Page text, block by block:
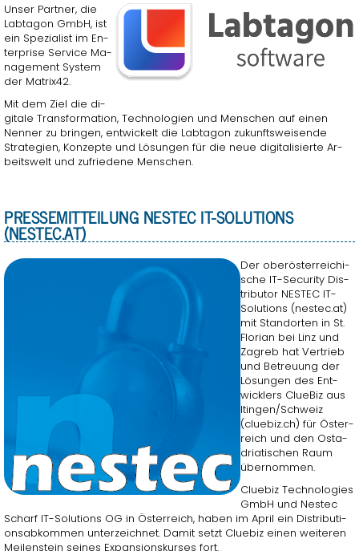
Unser Part­ner, die
Lab­ta­gon GmbH, ist
ein Spe­zia­list im En­
ter­pri­se Ser­vice Ma­
nage­ment Sys­tem
der Ma­trix42.
Mit dem Ziel die di­
gi­ta­le Trans­for­ma­ti­on, Tech­no­lo­gi­en und Men­schen auf einen
Nen­ner zu brin­gen, ent­wi­ckelt die Lab­ta­gon zu­kunfts­wei­sen­de
Stra­te­gi­en, Kon­zep­te und Lö­sun­gen für die neue di­gi­ta­li­sier­te Ar­
beits­welt und zu­frie­de­ne Men­schen.
PRES­SE­MIT­TEI­LUNG NESTEC IT-SO­LU­TI­ONS
(NESTEC.AT)
Der ober­ös­ter­rei­chi­
sche IT-Se­cu­ri­ty Dis­
tri­bu­tor NESTEC IT-
So­lu­ti­ons (nestec.at)
mit Stand­or­ten in St.​
Florian bei Linz und
Za­greb hat Ver­trieb
und Be­treu­ung der
Lö­sun­gen des Ent­
wick­lers Clue­Biz aus
Itin­gen/Schweiz
(clue­biz.ch) für Ös­ter­
reich und den Osta­
dria­ti­schen Raum
über­nom­men.
Clue­biz Tech­no­lo­gies
GmbH und Nestec
Scharf IT-So­lu­ti­ons OG in Ös­ter­reich, haben im April ein Dis­tri­bu­ti­
ons­ab­kom­men un­ter­zeich­net. Damit setzt Clue­biz einen wei­te­ren
Mei­len­stein sei­nes Ex­pan­si­ons­kur­ses fort.